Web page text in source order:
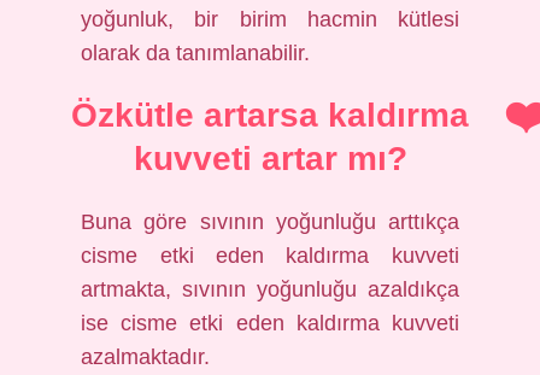
yoğunluk, bir birim hacmin kütlesi
olarak da tanımlanabilir.
Özkütle artarsa kaldırma
kuvveti artar mı?
Buna göre sıvının yoğunluğu arttıkça
cisme etki eden kaldırma kuvveti
artmakta, sıvının yoğunluğu azaldıkça
ise cisme etki eden kaldırma kuvveti
azalmaktadır.